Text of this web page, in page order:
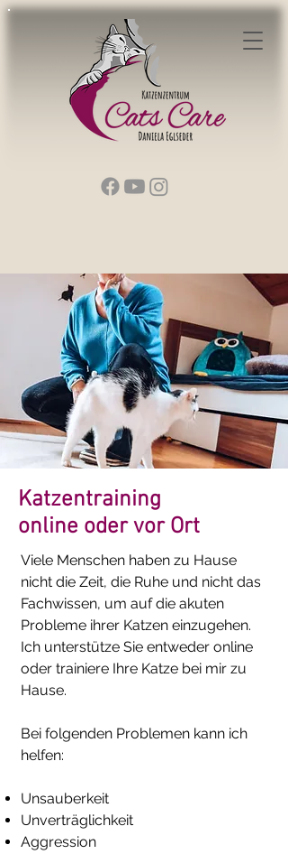
Katzentraining
online oder vor Ort
Viele Menschen haben zu Hause
nicht die Zeit, die Ruhe und nicht das
Fachwissen, um auf die akuten
Probleme ihrer Katzen einzugehen.
Ich unterstütze Sie entweder online
oder trainiere Ihre Katze bei mir zu
Hause.
Bei folgenden Problemen kann ich
helfen:
Unsauberkeit
Unverträglichkeit
Aggression